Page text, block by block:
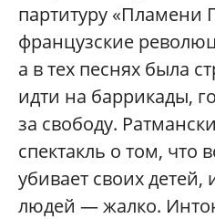
партитуру «Пламени
французские
а в тех песнях была
идти на баррикады,
за свободу.
спектакль о том, что
убивает своих детей,
людей — жалко.